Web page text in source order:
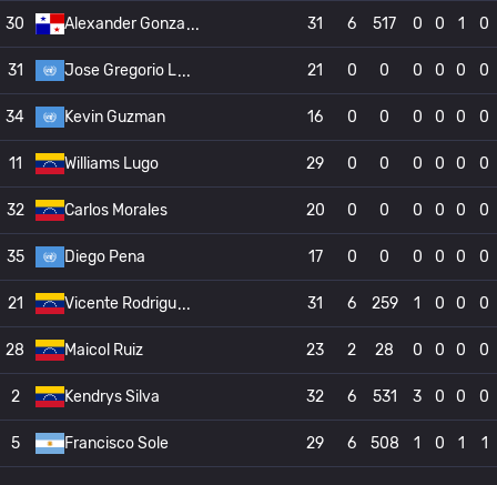
30 Alexander Gonza 31 6 517 0 0 1 0
31 Jose Gregorio L 21 0 0 0 0 0 0
34 Kevin Guzman 16 0 0 0 0 0 0
11 Williams Lugo 29 0 0 0 0 0 0
32 Carlos Morales 20 0 0 0 0 0 0
35 Diego Pena 17 0 0 0 0 0 0
21 Vicente Rodrigu 31 6 259 1 0 0 0
28 Maicol Ruiz 23 2 28 0 0 0 0
2 Kendrys Silva 32 6 531 3 0 0 0
5 Francisco Sole 29 6 508 1 0 1 1